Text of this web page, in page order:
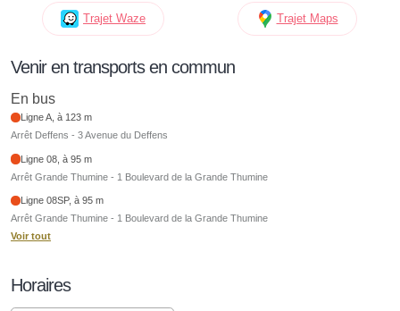
Trajet Waze Trajet Maps
Venir en transports en commun
En bus
Ligne A, à 123 m
Arrêt Deffens - 3 Avenue du Deffens
Ligne 08, à 95 m
Arrêt Grande Thumine - 1 Boulevard de la Grande Thumine
Ligne 08SP, à 95 m
Arrêt Grande Thumine - 1 Boulevard de la Grande Thumine
Voir tout
Horaires